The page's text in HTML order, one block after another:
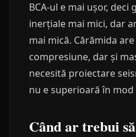
BCA-ul e mai ușor,
inerțiale mai mici, dar
mai mică. Cărămida
compresiune, dar și
necesită proiectare
nu e superioară în
Când ar trebui